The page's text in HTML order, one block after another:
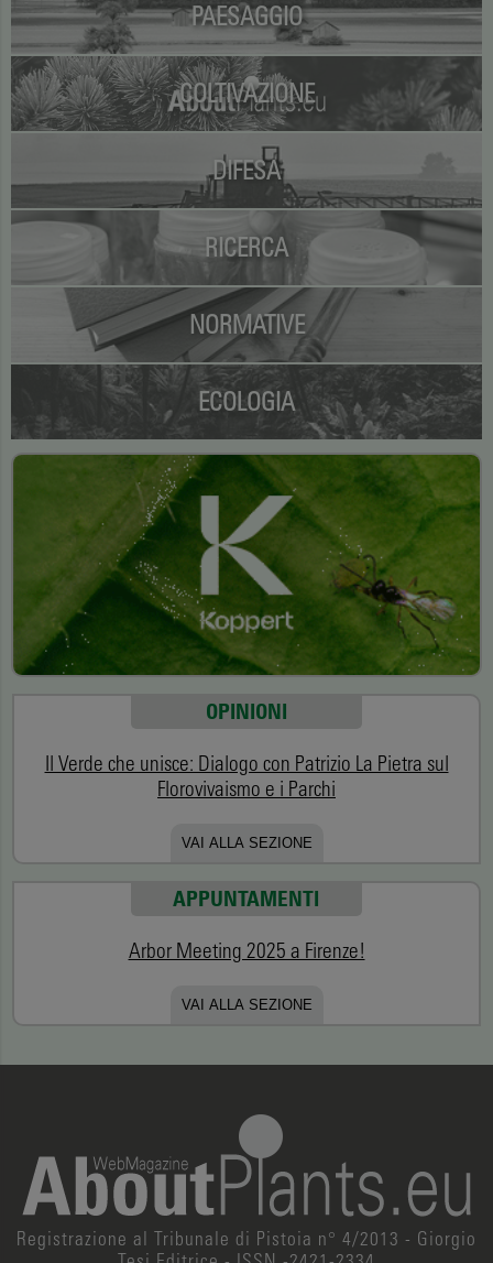
PAESAGGIO
COLTIVAZIONE
DIFESA
RICERCA
NORMATIVE
ECOLOGIA
OPINIONI
Il Verde che unisce: Dialogo con Patrizio La Pietra sul
Florovivaismo e i Parchi
VAI ALLA SEZIONE
APPUNTAMENTI
Arbor Meeting 2025 a Firenze!
VAI ALLA SEZIONE
Registrazione al Tribunale di Pistoia n° 4/2013 - Giorgio